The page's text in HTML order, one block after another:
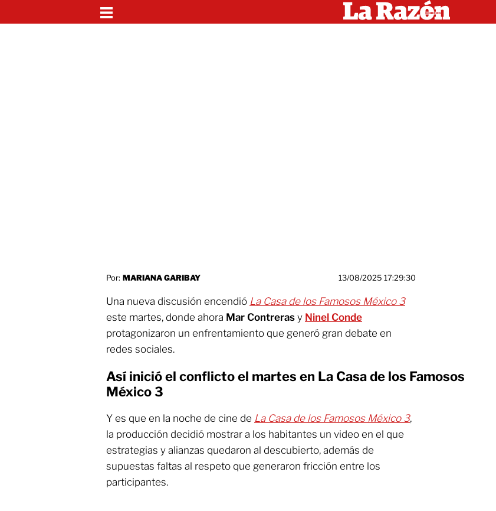
Por: MARIANA GARIBAY 13/08/2025 17:29:30
Una nueva discusión encendió La Casa de los Famosos México 3
este martes, donde ahora Mar Contreras y Ninel Conde
protagonizaron un enfrentamiento que generó gran debate en
redes sociales.
Así inició el conflicto el martes en La Casa de los Famosos
México 3
Y es que en la noche de cine de La Casa de los Famosos México 3,
la producción decidió mostrar a los habitantes un video en el que
estrategias y alianzas quedaron al descubierto, además de
supuestas faltas al respeto que generaron fricción entre los
participantes.